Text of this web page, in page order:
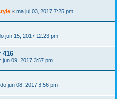
« ma jul 03, 2017 7:25 pm
jun 15, 2017 12:23 pm
416
jun 09, 2017 3:57 pm
do jun 08, 2017 8:56 pm